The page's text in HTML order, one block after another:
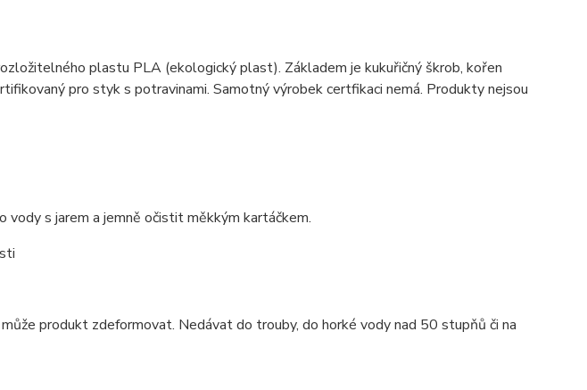
plastu PLA (ekologický plast). Základem je kukuřičný škrob, kořen
pro styk s potravinami. Samotný výrobek certfikaci nemá. Produkty nejsou
vody s jarem a jemně očistit měkkým kartáčkem.
produkt zdeformovat. Nedávat do trouby, do horké vody nad 50 stupňů či na